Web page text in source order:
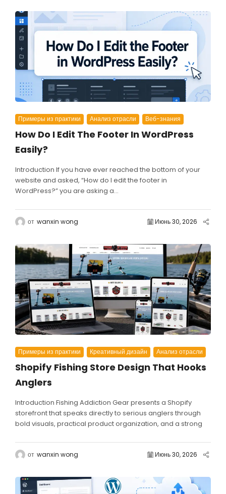
Примеры из практики Анализ отрасли Веб-знания
How Do I Edit The Footer In WordPress
Easily?
Introduction If you have ever reached the bottom of your
website and asked, “How do I edit the footer in
WordPress?” you are asking a...
от wanxin wong Июнь 30, 2026
Примеры из практики Креативный дизайн Анализ отрасли
Shopify Fishing Store Design That Hooks
Anglers
Introduction Fishing Addiction Gear presents a Shopify
storefront that speaks directly to serious anglers through
bold visuals, practical product organization, and a strong
от wanxin wong Июнь 30, 2026